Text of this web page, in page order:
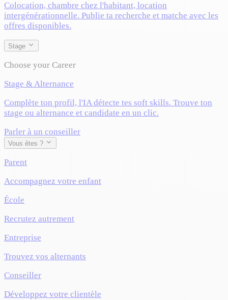
Colocation, chambre chez l'habitant, location
intergénérationnelle. Publie ta recherche et matche avec les
offres disponibles.
Stage
Choose your Career
Stage & Alternance
Complète ton profil, l'IA détecte tes soft skills. Trouve ton
stage ou alternance et candidate en un clic.
Parler à un conseiller
Vous êtes ?
Parent
Accompagnez votre enfant
École
Recrutez autrement
Entreprise
Trouvez vos alternants
Conseiller
Développez votre clientèle